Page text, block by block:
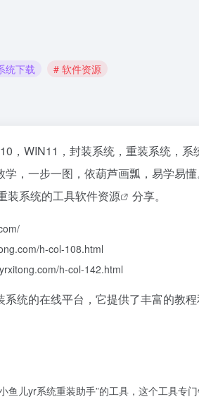
统下载 # 软件资源
，WIN11，封装系统，重装系统，系
，一步一图，依葫芦画瓢，易学易
装系统的工具软件资源 分享。
h-col-108.html
h-col-142.html
统的在线平台，它提供了丰富的教
鱼儿yr系统重装助手”的工具，这个工具专